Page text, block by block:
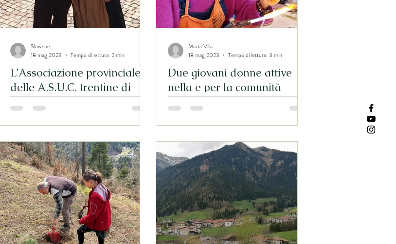
L’Associazione provinciale
delle A.S.U.C. trentine di
fronte alle criticità del
Slowzine
18 mag 2023
Tempo di lettura: 2 min
Due giovani donne attive
nella e per la comunità
Marta Villa
18 mag 2023
Tempo di lettura: 3 min